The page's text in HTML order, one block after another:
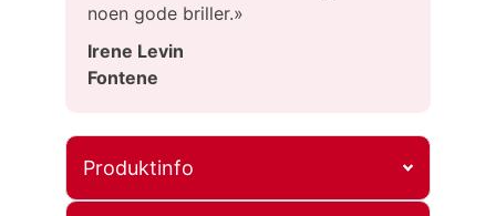
noen gode briller.»
Irene Levin
Fontene
Produktinfo